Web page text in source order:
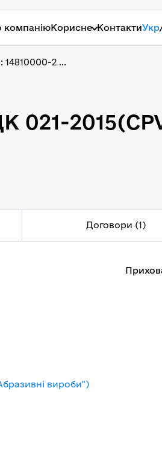
компаніюКорисне КонтактиУкр
2 ...
021-
021-
Договори (1)
вироби")